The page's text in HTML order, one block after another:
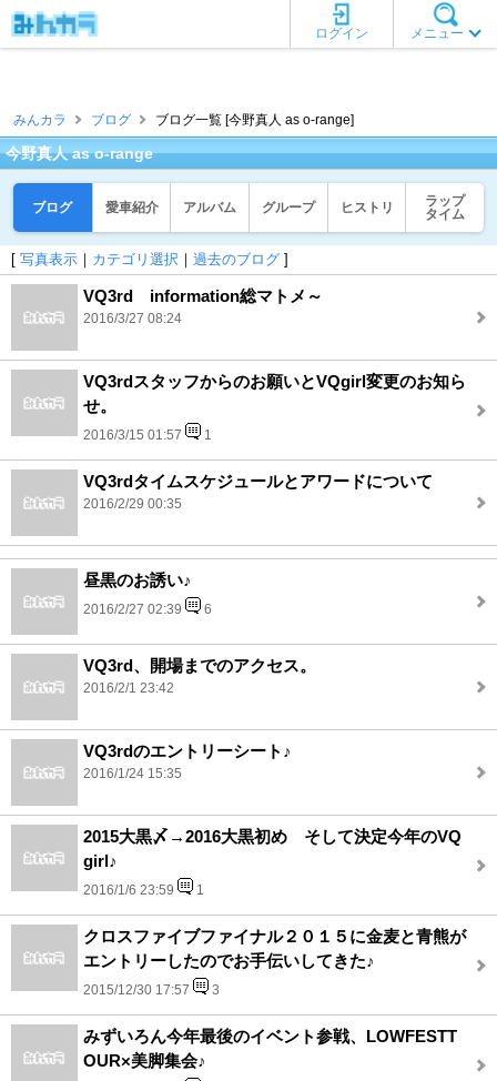
メニュー
ログイン
みんカラ ブログ ブログ一覧 [今野真人 as o-range]
今野真人 as o-range
ブログ 愛車紹介 アルバム グループ ヒストリ
ラップ
タイム
[ 写真表示 ｜ カテゴリ選択 ｜ 過去のブログ ]
VQ3rd information総マトメ～
2016/3/27 08:24
VQ3rdスタッフからのお願いとVQgirl変更のお知ら
せ。
2016/3/15 01:57 1
VQ3rdタイムスケジュールとアワードについて
2016/2/29 00:35
昼黒のお誘い♪
2016/2/27 02:39 6
VQ3rd、開場までのアクセス。
2016/2/1 23:42
VQ3rdのエントリーシート♪
2016/1/24 15:35
2015大黒〆→2016大黒初め そして決定今年のVQ
girl♪
2016/1/6 23:59 1
クロスファイブファイナル２０１５に金麦と青熊が
エントリーしたのでお手伝いしてきた♪
2015/12/30 17:57 3
みずいろん今年最後のイベント参戦、LOWFESTT
OUR×美脚集会♪